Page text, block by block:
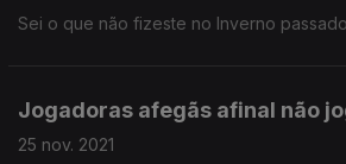
Sei o que não fizeste no Inverno passado
Jogadoras afegãs afinal não
25 nov. 2021